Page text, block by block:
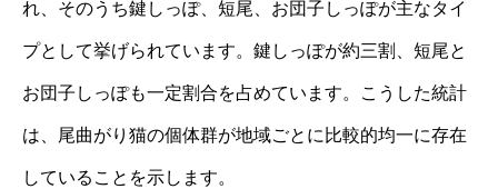
れ、そのうち鍵しっぽ、短尾、お団子しっぽが主なタイ
プとして挙げられています。鍵しっぽが約三割、短尾と
お団子しっぽも一定割合を占めています。こうした統計
は、尾曲がり猫の個体群が地域ごとに比較的均一に存在
していることを示します。